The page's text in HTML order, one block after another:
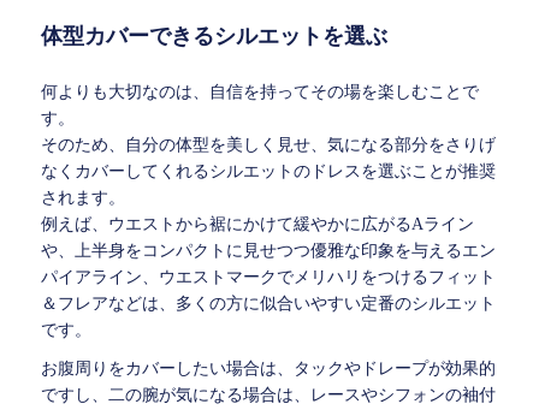
体型カバーできるシルエットを選ぶ
何よりも大切なのは、自信を持ってその場を楽しむことで
す。
そのため、自分の体型を美しく見せ、気になる部分をさりげ
なくカバーしてくれるシルエットのドレスを選ぶことが推奨
されます。
例えば、ウエストから裾にかけて緩やかに広がるAライン
や、上半身をコンパクトに見せつつ優雅な印象を与えるエン
パイアライン、ウエストマークでメリハリをつけるフィット
＆フレアなどは、多くの方に似合いやすい定番のシルエット
です。
お腹周りをカバーしたい場合は、タックやドレープが効果的
ですし、二の腕が気になる場合は、レースやシフォンの袖付